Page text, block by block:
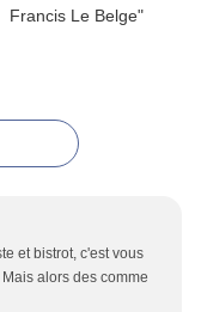
et bistrot, c'est vous
alors des comme